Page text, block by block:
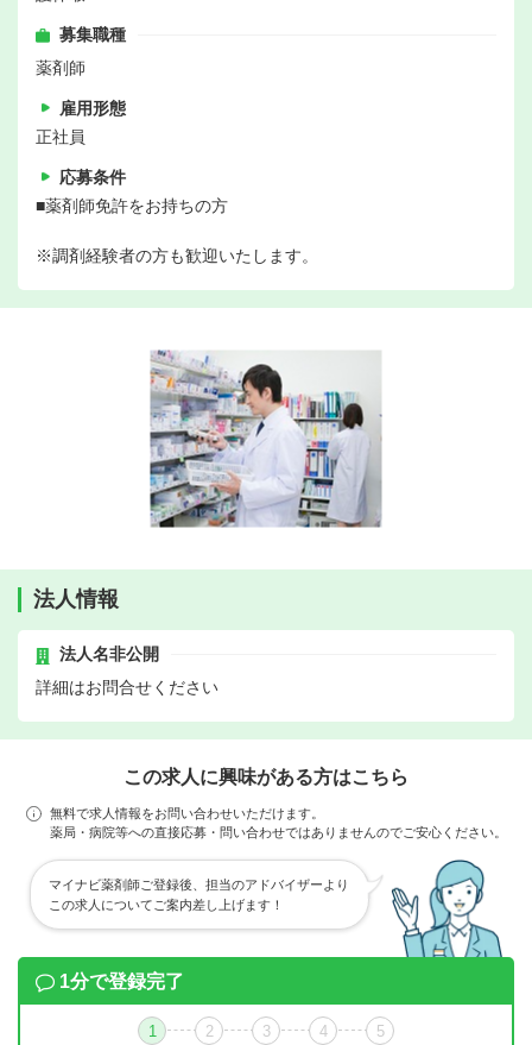
募集職種
薬剤師
雇用形態
正社員
応募条件
■薬剤師免許をお持ちの方
※調剤経験者の方も歓迎いたします。
法人情報
法人名非公開
詳細はお問合せください
この求人に興味がある方はこちら
無料で求人情報をお問い合わせいただけます。
薬局・病院等への直接応募・問い合わせではありませんのでご安心ください。
マイナビ薬剤師ご登録後、担当のアドバイザーより
この求人についてご案内差し上げます！
1分で登録完了
1 2 3 4 5